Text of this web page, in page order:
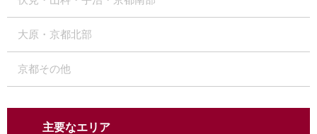
大原・京都北部
京都その他
主要なエリア